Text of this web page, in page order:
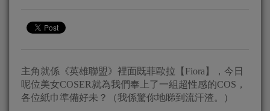
主角就係《英雄聯盟》裡面既菲歐拉【Fiora】，今日
呢位美女COSER就為我們奉上了一組超性感的COS，
各位紙巾準備好未？（我係驚你地睇到流汗渣。）